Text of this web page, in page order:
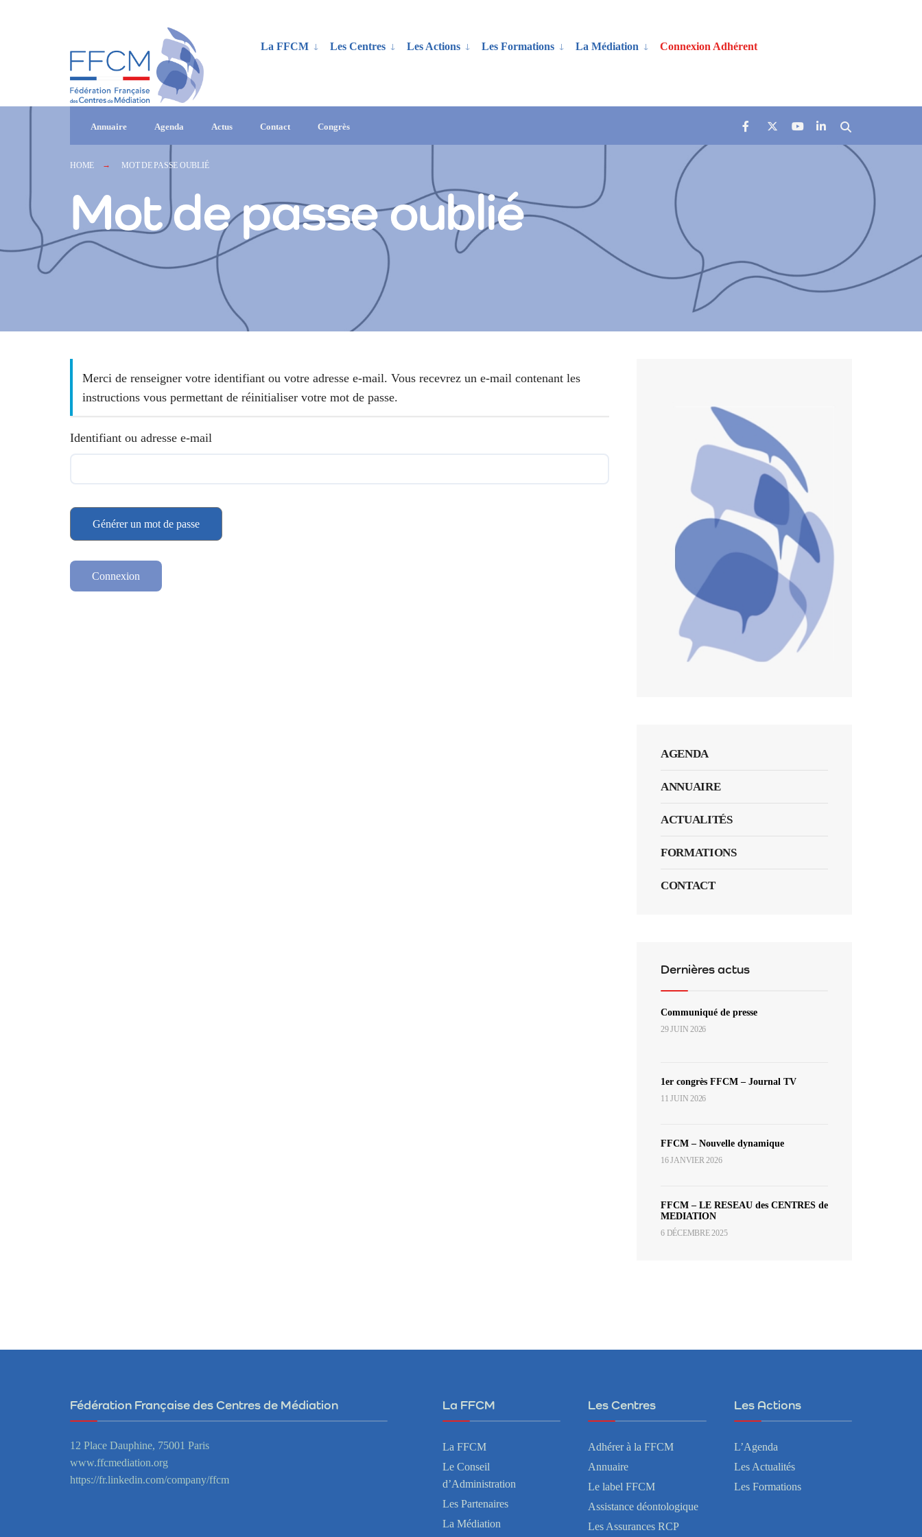
La FFCM Les Centres Les Actions Les Formations La Médiation Connexion Adhérent
Annuaire Agenda Actus Contact Congrès
HOME MOT DE PASSE OUBLIÉ
Mot de passe oublié
Merci de renseigner votre identifiant ou votre adresse e-mail. Vous recevrez un e-mail contenant les
instructions vous permettant de réinitialiser votre mot de passe.
Identifiant ou adresse e-mail
Générer un mot de passe
Connexion
AGENDA
ANNUAIRE
ACTUALITÉS
FORMATIONS
CONTACT
Dernières actus
Communiqué de presse
29 JUIN 2026
1er congrès FFCM – Journal TV
11 JUIN 2026
FFCM – Nouvelle dynamique
16 JANVIER 2026
FFCM – LE RESEAU des CENTRES de
MEDIATION
6 DÉCEMBRE 2025
Fédération Française des Centres de Médiation
12 Place Dauphine, 75001 Paris
www.ffcmediation.org
https://fr.linkedin.com/company/ffcm
La FFCM
La FFCM
Le Conseil
d’Administration
Les Partenaires
La Médiation
Les Centres
Adhérer à la FFCM
Annuaire
Le label FFCM
Assistance déontologique
Les Assurances RCP
Les Actions
L’Agenda
Les Actualités
Les Formations